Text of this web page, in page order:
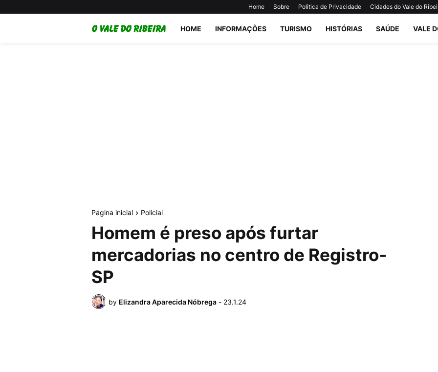
Home Sobre Politica de Privacidade Cidades do Vale do
HOME INFORMAÇÕES TURISMO HISTÓRIAS SAÚDE VALE
Página inicial Policial
Homem é preso após furtar
mercadorias no centro de Registro-
SP
by Elizandra Aparecida Nóbrega - 23.1.24